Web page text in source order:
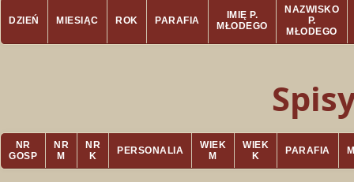
DZIEŃ MIESIĄC ROK PARAFIA
IMIĘ P.
MŁODEGO
NAZWISKO
P.
MŁODEGO
NR
GOSP
NR
M
NR
K
PERSONALIA
WIEK
M
WIEK
K
PARAFIA